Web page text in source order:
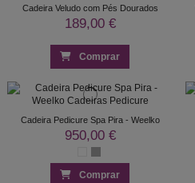
Cadeira Veludo com Pés Dourados
189,00 €
Comprar
Cadeira Pedicure Spa Pira - Weelko
950,00 €
Comprar